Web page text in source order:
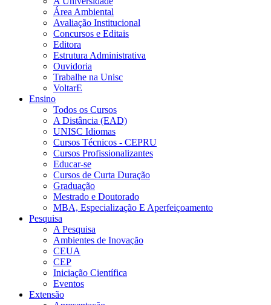
Área Ambiental
Avaliação Institucional
Concursos e Editais
Editora
Estrutura Administrativa
Ouvidoria
Trabalhe na Unisc
VoltarE
Ensino
Todos os Cursos
A Distância (EAD)
UNISC Idiomas
Cursos Técnicos - CEPRU
Cursos Profissionalizantes
Educar-se
Cursos de Curta Duração
Graduação
Mestrado e Doutorado
MBA, Especialização E Aperfeiçoamento
Pesquisa
A Pesquisa
Ambientes de Inovação
CEUA
CEP
Iniciação Científica
Eventos
Extensão